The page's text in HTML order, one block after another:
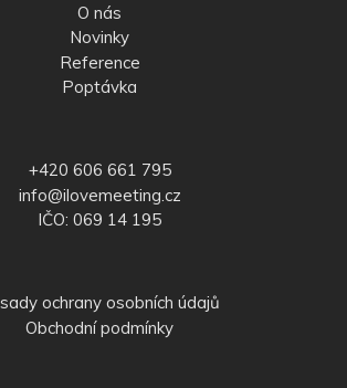
O nás
Novinky
Reference
Poptávka
+420 606 661 795
info@ilovemeeting.cz
IČO: 069 14 195
ochrany osobních údajů
Obchodní podmínky